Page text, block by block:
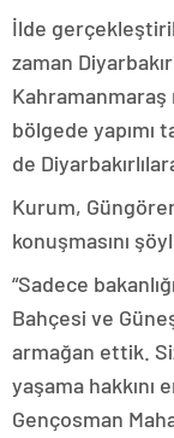
İlde
zaman
bölgede yapımı
de
Kurum,
konuşmasını
“Sadece
Bahçesi ve
armağan ettik.
yaşama
Gençosman